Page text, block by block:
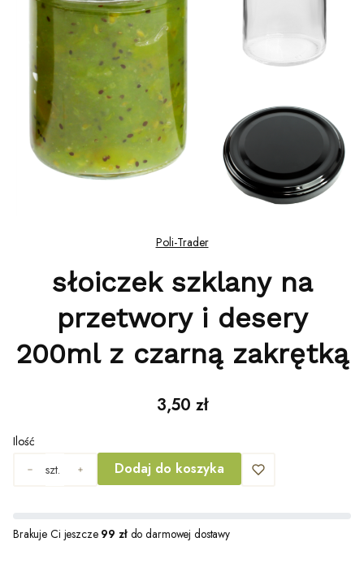
Poli-Trader
słoiczek szklany na
przetwory i desery
200ml z czarną zakrętką
Cena
3,50 zł
Ilość
szt.
Dodaj do koszyka
Brakuje Ci jeszcze 99 złdo darmowej dostawy